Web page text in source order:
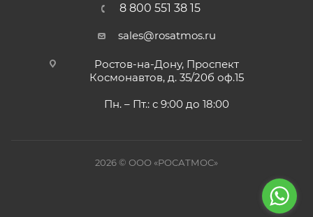
8 800 551 38 15
sales@rosatmos.ru
Ростов-на-Дону, Проспект
Космонавтов, д. 35/20б оф.15
Пн. – Пт.: с 9:00 до 18:00
2026 © ООО «РОСАТМОС»